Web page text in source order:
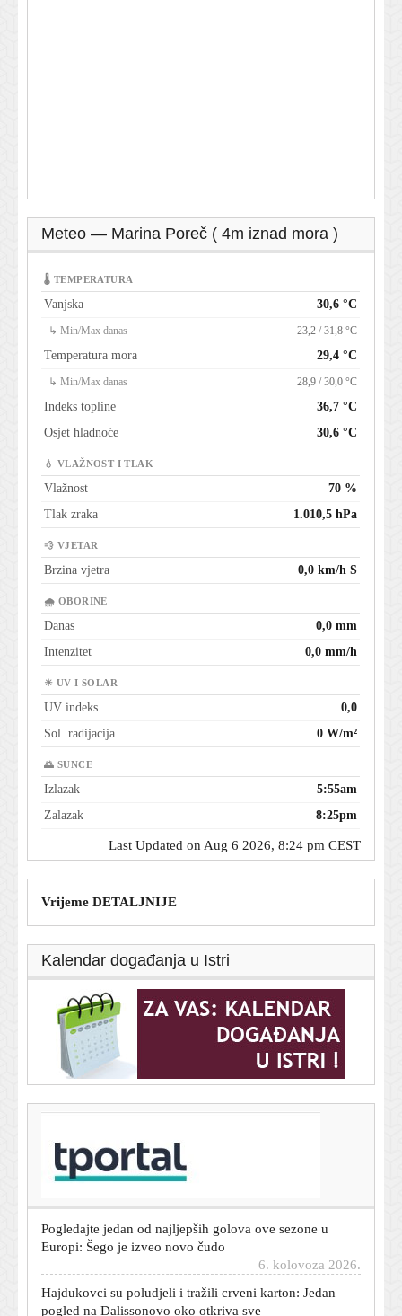
Meteo — Marina Poreč ( 4m iznad mora )
🌡 TEMPERATURA
Vanjska 30,6 °C
↳ Min/Max danas 23,2 / 31,8 °C
Temperatura mora 29,4 °C
↳ Min/Max danas 28,9 / 30,0 °C
Indeks topline
36,7 °C
Osjet hladnoće
30,6 °C
💧 VLAŽNOST I TLAK
Vlažnost
70 %
Tlak zraka
1.010,5 hPa
💨 VJETAR
Brzina vjetra 0,0 km/h S
🌧 OBORINE
Danas
0,0 mm
Intenzitet
0,0 mm/h
☀ UV I SOLAR
UV indeks
0,0
Sol. radijacija
0 W/m²
🌅 SUNCE
Izlazak
5:55am
Zalazak
8:25pm
Last Updated on Aug 6 2026, 8:24 pm CEST
Vrijeme DETALJNIJE
Kalendar događanja u Istri
Mario Carević nije mogao biti iskreniji: 'Ostali smo
dužni, a sami sebi smo nepoznanica'
Pogledajte jedan od najljepših golova ove sezone u
Europi: Šego je izveo novo čudo
Hajdukovci su poludjeli i tražili crveni karton: Jedan
pogled na Dalissonovo oko otkriva sve
6. kolovoza 2026.